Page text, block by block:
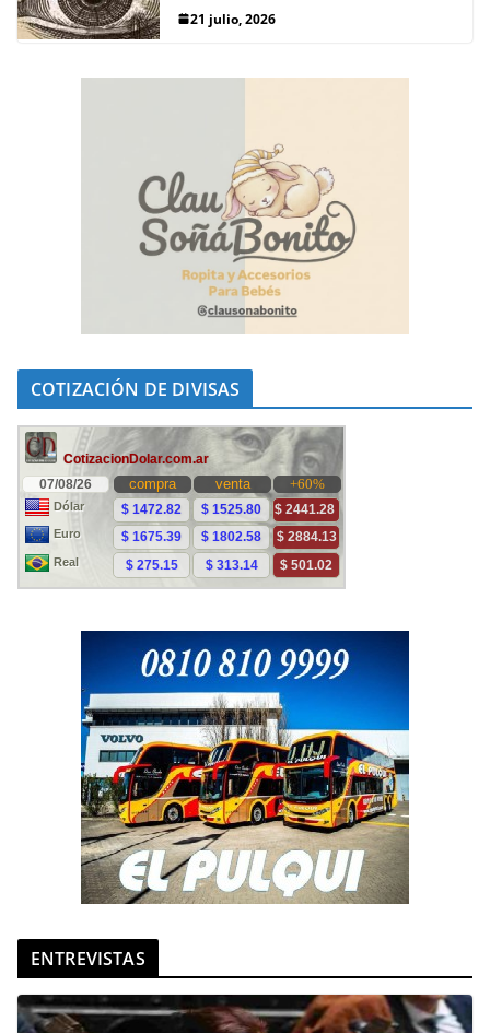
21 julio, 2026
COTIZACIÓN DE DIVISAS
ENTREVISTAS